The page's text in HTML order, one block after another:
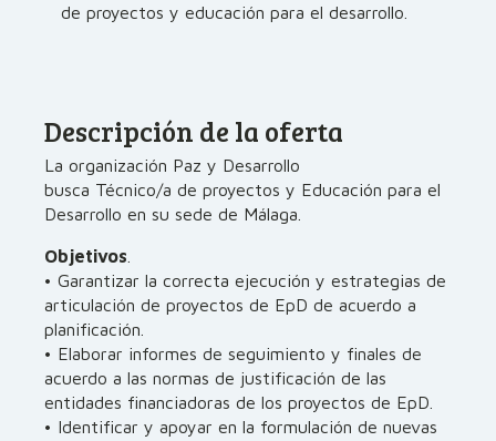
de proyectos y educación para el desarrollo.
Descripción de la oferta
La organización Paz y Desarrollo
busca Técnico/a de proyectos y Educación para el
Desarrollo en su sede de Málaga.
Objetivos
• Garantizar la correcta ejecución y estrategias de
articulación de proyectos de EpD de acuerdo a
planificación.
• Elaborar informes de seguimiento y finales de
acuerdo a las normas de justificación de las
entidades financiadoras de los proyectos de EpD.
• Identificar y apoyar en la formulación de nuevas